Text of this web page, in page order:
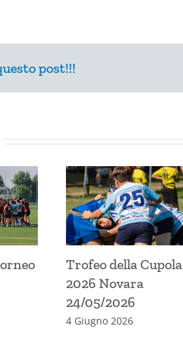
post!!!
Trofeo della Cupola
2026 Novara
24/05/2026
4 Giugno 2026